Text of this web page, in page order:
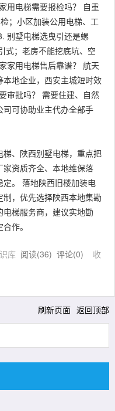
用电梯需要报检吗？ 自重
；小区加装公用电梯、工
别墅电梯选曳引还是螺
式；老房不能挖底坑、空
家用电梯售后靠谱？ 航天
地企业，西安主城短时效
审批吗？ 需要住建、自然
可协助业主代办全部手
、陕西别墅电梯，重点把
资质齐全、本地维保落
。 落地陕西旧楼加装电
，优先选择陕西本地集勘
梯服务商，建议实地勘
作。
库 阅读(36) 评论(0) 收
刷新页面 返回顶部